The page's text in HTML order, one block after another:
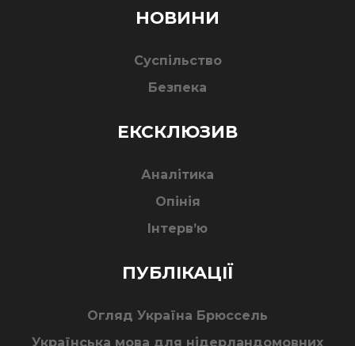
НОВИНИ
Суспільство
Безпека
ЕКСКЛЮЗИВ
Аналітика
Опінія
Інтерв’ю
ПУБЛІКАЦІЇ
Огляд Україна Брюссель
Українська мова для нідерландомовних